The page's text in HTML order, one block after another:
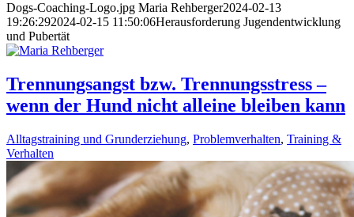
Dogs-Coaching-Logo.jpg Maria Rehberger2024-02-13
19:26:292024-02-15 11:50:06Herausforderung Jugendentwicklung
und Pubertät
Trennungsangst bzw. Trennungsstress –
wenn der Hund nicht alleine bleiben kann
Alltagstraining und Grunderziehung, Problemverhalten, Training &
Verhalten